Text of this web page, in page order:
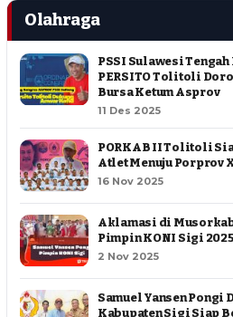
Olahraga
PSSI Sulawesi
PERSITO Tolitoli
Bursa Ketum Asprov
11 Des 2025
PORKAB II Tolitoli
Atlet Menuju Porprov
16 Nov 2025
Aklamasi di
Pimpin KONI Sigi
2 Nov 2025
Samuel Yansen Pongi
Kabupaten Sigi Siap